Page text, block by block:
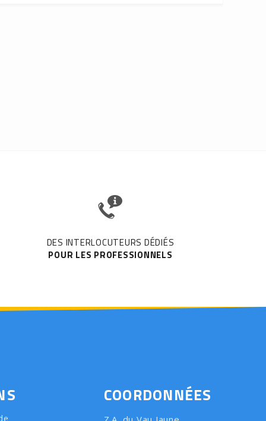
DES INTERLOCUTEURS DÉDIÉS
POUR LES PROFESSIONNELS
COORDONNÉES